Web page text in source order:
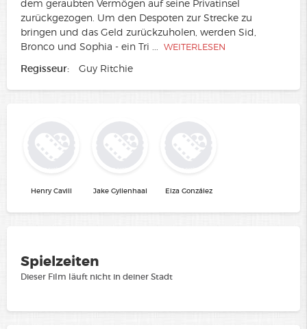
dem geraubten Vermögen auf seine Privatinsel
zurückgezogen. Um den Despoten zur Strecke zu
bringen und das Geld zurückzuholen, werden Sid,
Bronco und Sophia - ein Tri
WEITERLESEN
Regisseur: Guy Ritchie
Henry Cavill Jake Gyllenhaal Eiza González
Spielzeiten
Dieser Film läuft nicht in deiner Stadt